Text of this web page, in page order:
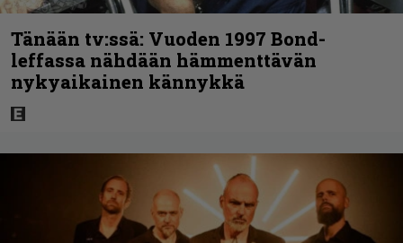
Tänään tv:ssä: Vuoden 1997 Bond-
leffassa nähdään hämmenttävän
nykyaikainen kännykkä